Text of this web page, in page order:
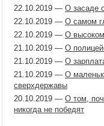
22.10.2019 — О засаде
22.10.2019 — О самом
22.10.2019 — О высоком
21.10.2019 — О
21.10.2019 — О
21.10.2019 — О
сверхдержавы
20.10.2019 — О том,
никогда не победят